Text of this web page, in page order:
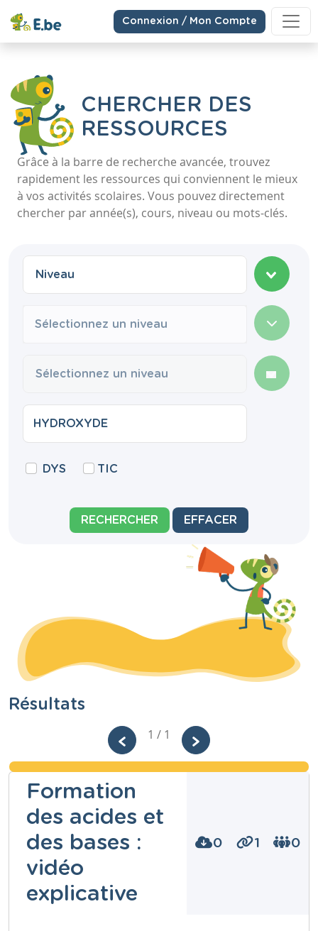
Connexion / Mon Compte
CHERCHER DES
RESSOURCES
Grâce à la barre de recherche avancée, trouvez
rapidement les ressources qui conviennent le mieux
à vos activités scolaires. Vous pouvez directement
chercher par année(s), cours, niveau ou mots-clés.
Sélectionnez un niveau
DYS TIC
RECHERCHER EFFACER
Résultats
1 / 1
Formation
des acides et
des bases :
vidéo
explicative
0 1 0